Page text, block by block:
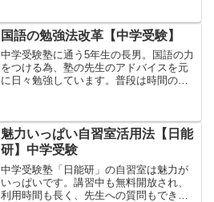
が…受験は、数日。でもそこまでの頑張
りは何年も…と...
国語の勉強法改革【中学受験】
中学受験塾に通う5年生の長男。国語の力
をつける為、塾の先生のアドバイスを元
に日々勉強しています。普段は時間の取
強法改革改革前下記の要点で長男自ら進
めていました。授業を受...
魅力いっぱい自習室活用法【日能
研】中学受験
中学受験塾「日能研」の自習室は魅力が
いっぱいです。講習中も無料開放され、
利用時間も長く、先生への質問もできま